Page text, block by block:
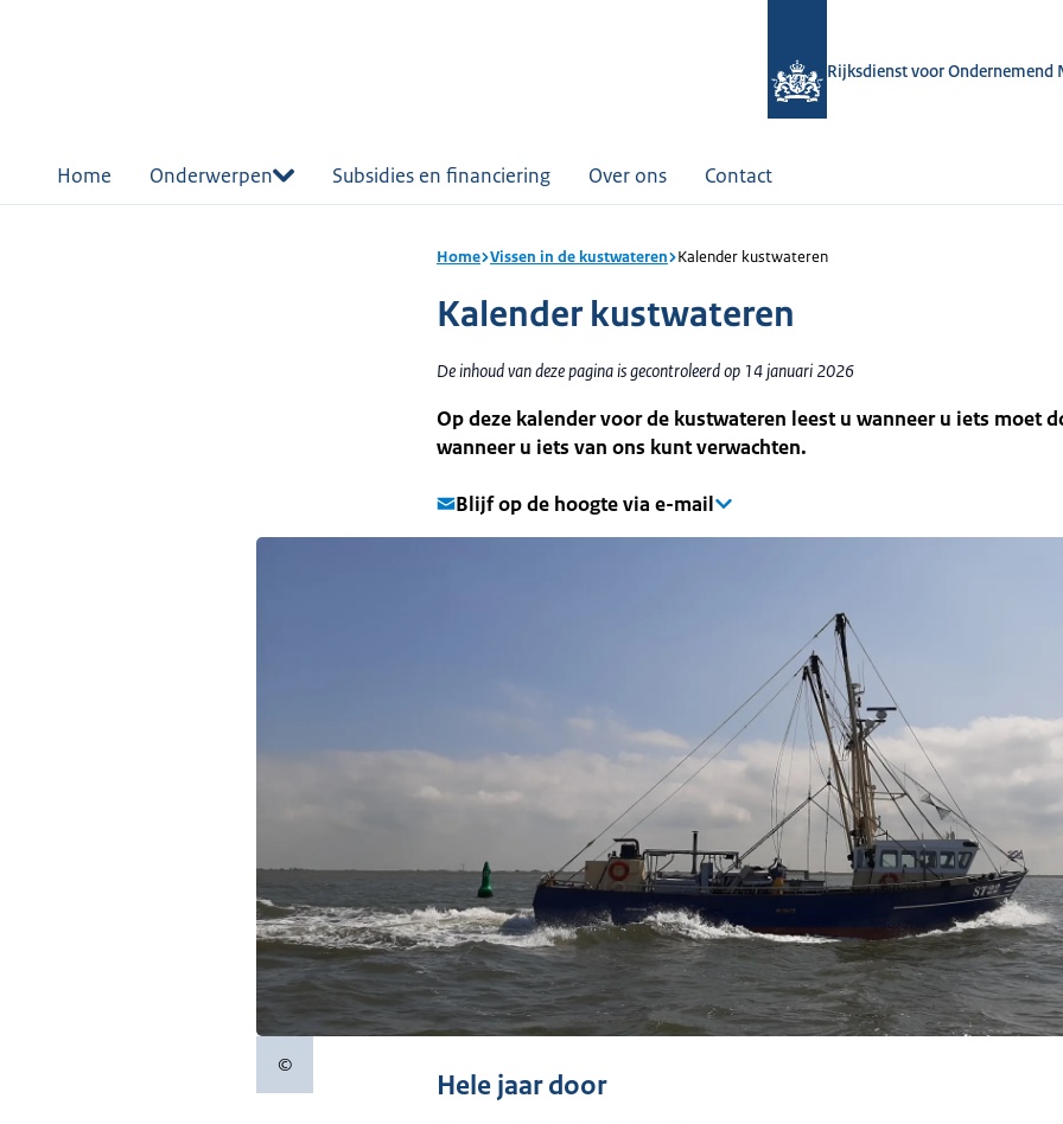
Rijksdienst voor Ondernemend
Home Onderwerpen Subsidies en financiering Over ons Contact
Home Vissen in de kustwateren Kalender kustwateren
Kalender kustwateren
De inhoud van deze pagina is gecontroleerd op 14 januari 2026
Op deze kalender voor de kustwateren leest u wanneer u iets moet
wanneer u iets van ons kunt verwachten.
Blijf op de hoogte via e-mail
©CopyrightinformatieHele jaar door